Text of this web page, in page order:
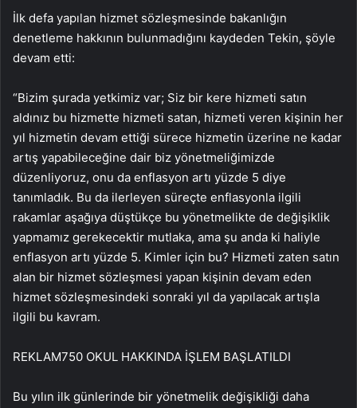
İlk defa yapılan hizmet sözleşmesinde bakanlığın
denetleme hakkının bulunmadığını kaydeden Tekin, şöyle
devam etti:
“Bizim şurada yetkimiz var; Siz bir kere hizmeti satın
aldınız bu hizmette hizmeti satan, hizmeti veren kişinin her
yıl hizmetin devam ettiği sürece hizmetin üzerine ne kadar
artış yapabileceğine dair biz yönetmeliğimizde
düzenliyoruz, onu da enflasyon artı yüzde 5 diye
tanımladık. Bu da ilerleyen süreçte enflasyonla ilgili
rakamlar aşağıya düştükçe bu yönetmelikte de değişiklik
yapmamız gerekecektir mutlaka, ama şu anda ki haliyle
enflasyon artı yüzde 5. Kimler için bu? Hizmeti zaten satın
alan bir hizmet sözleşmesi yapan kişinin devam eden
hizmet sözleşmesindeki sonraki yıl da yapılacak artışla
ilgili bu kavram.
REKLAM750 OKUL HAKKINDA İŞLEM BAŞLATILDI
Bu yılın ilk günlerinde bir yönetmelik değişikliği daha